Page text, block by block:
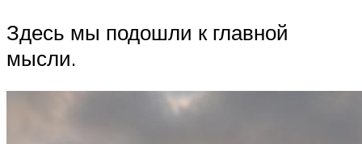
Здесь мы подошли к главной
мысли.